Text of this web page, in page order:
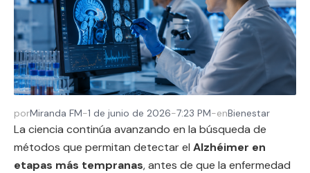
porMiranda FM-1 de junio de 2026-7:23 PM-enBienestar
La ciencia continúa avanzando en la búsqueda de
métodos que permitan detectar el Alzhéimer en
etapas más tempranas, antes de que la enfermedad